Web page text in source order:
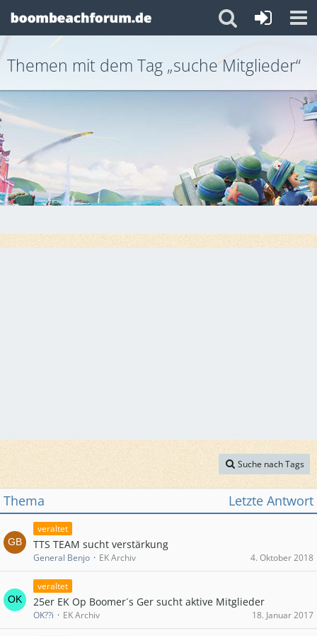
Themen mit dem Tag „suche Mitglieder“
Suche nach Tags
Thema Letzte Antwort
veraltet
TTS TEAM sucht verstärkung
General Benjo EK Archiv 4. Oktober 2018
veraltet
25er EK Op Boomer´s Ger sucht aktive Mitglieder
OK??i EK Archiv 18. Januar 2017